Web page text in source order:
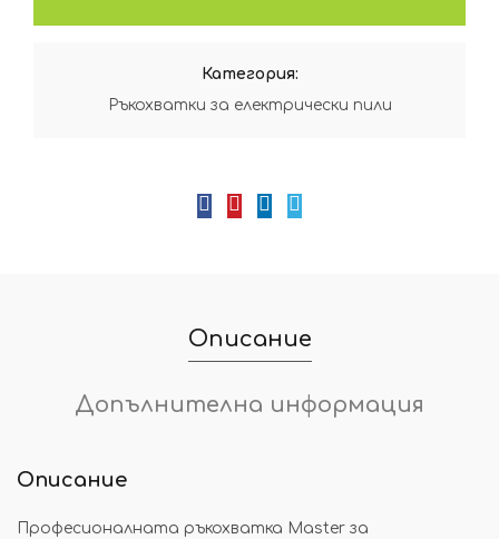
Категория:
Ръкохватки за електрически пили
Описание
Допълнителна информация
Описание
Професионалната ръкохватка Master за